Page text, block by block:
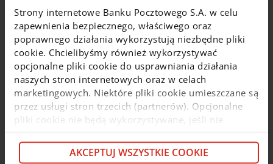
Strony internetowe Banku Pocztowego S.A. w celu
zapewnienia bezpiecznego, właściwego oraz
poprawnego działania wykorzystują niezbędne pliki
cookie. Chcielibyśmy również wykorzystywać
opcjonalne pliki cookie do usprawniania działania
naszych stron internetowych oraz w celach
marketingowych. Niektóre pliki cookie umieszczane są
przez usługi stron trzecich (partnerów). Opcjonalne
pliki cookie nie będą wykorzystywane, jeśli nie
cookie i partnerach znajdziesz w kolejnych zakładkach
niniejszego komunikatu oraz wPolityce cookie. Jeśli
AKCEPTUJ WSZYSTKIE COOKIE
II. „Regulaminie otwierania i prowadzenia rachunków
oraz wydawania i obsługi kart płatniczych w Banku
Pocztowym S.A. dla osób fizycznych prowadzących
działalność gospodarczą”, polegające na:
1. Usunięciu nazw własnych usług bankowości
elektronicznej oraz usługi bankowości telefonicznej:
mobilnej (EnveloBank Mobile),
telefonicznej (Telekonto), oraz przeniesienie ich